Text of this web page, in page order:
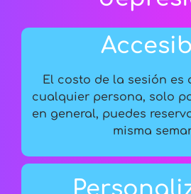
El costo de la sesión es
cualquier persona, solo
en general, puedes
misma